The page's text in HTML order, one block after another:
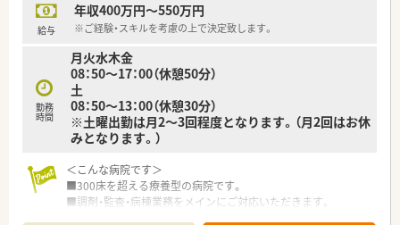
給与
年収400万円～550万円
※ご経験・スキルを考慮の上で決定致します。
勤務
時間
月火水木金
08：50～17：00（休憩50分）
土
08：50～13：00（休憩30分）
※土曜出勤は月2～3回程度となります。（月2回はお休
みとなります。）
＜こんな病院です＞
■300床を超える療養型の病院です。
■調剤・監査・病棟業務をメインにご対応いただきます。